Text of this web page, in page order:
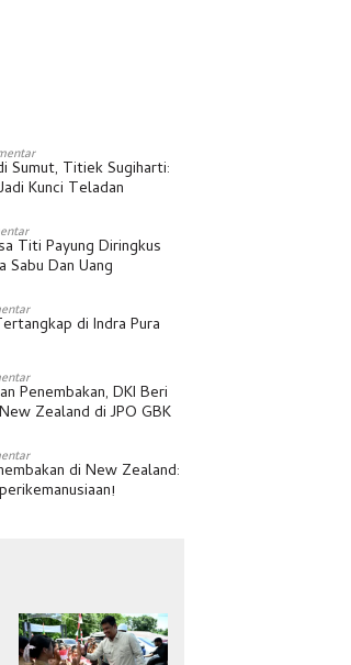
Sumut, Titiek Sugiharti:
Kunci Teladan
Titi Payung Diringkus
Sabu Dan Uang
di Indra Pura
Penembakan, DKI Beri
Zealand di JPO GBK
di New Zealand: